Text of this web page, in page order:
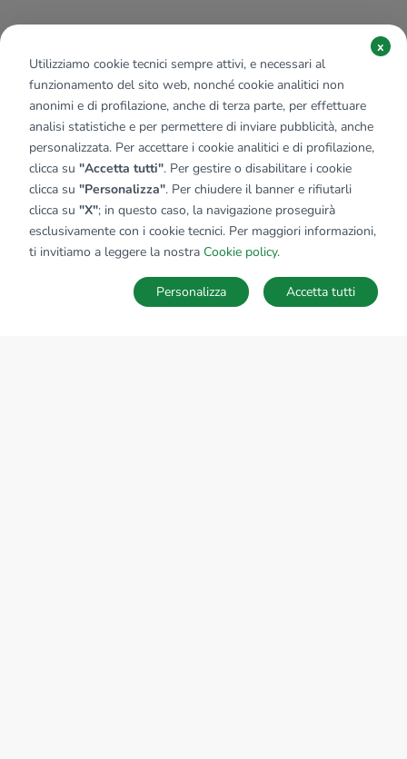
SALVA RICERCA
Utilizziamo cookie tecnici sempre attivi, e necessari al
funzionamento del sito web, nonché cookie analitici non
anonimi e di profilazione, anche di terza parte, per effettuare
analisi statistiche e per permettere di inviare pubblicità, anche
personalizzata. Per accettare i cookie analitici e di profilazione,
clicca su "Accetta tutti". Per gestire o disabilitare i cookie
clicca su "Personalizza". Per chiudere il banner e rifiutarli
clicca su "X"; in questo caso, la navigazione proseguirà
esclusivamente con i cookie tecnici. Per maggiori informazioni,
ti invitiamo a leggere la nostra Cookie policy.
x
Accetta tutti
Personalizza